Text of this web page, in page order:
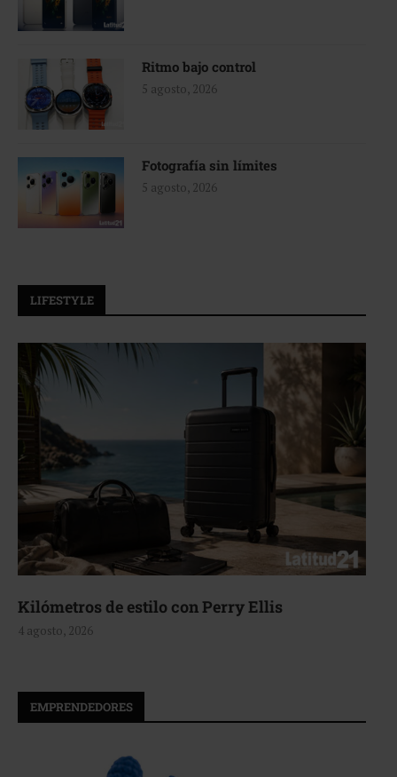
Ritmo bajo control
5 agosto, 2026
Fotografía sin límites
5 agosto, 2026
LIFESTYLE
Perry Ellis Aerie, texturas que
EMPRENDEDORES